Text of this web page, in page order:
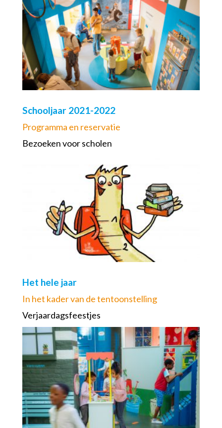
Schooljaar 2021-2022
Programma en reservatie
Bezoeken voor scholen
Het hele jaar
In het kader van de tentoonstelling
Verjaardagsfeestjes